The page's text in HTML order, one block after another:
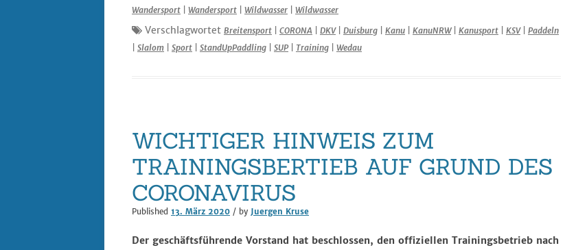
Wandersport
Wandersport Wildwasser Wildwasser
Verschlagwortet Breitensport CORONA DKV| Duisburg Kanu KanuNRW| Kanusport KSV| Paddeln
Slalom Sport StandUpPaddling SUP| Training Wedau
WICHTIGER HINWEIS ZUM
TRAININGSBERTIEB AUF GRUND DES
CORONAVIRUS
Published 13. März 2020 / by Juergen Kruse
Der geschäftsführende Vorstand hat beschlossen, den offiziellen Trainingsbetrieb nach